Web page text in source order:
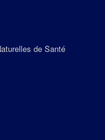
de Santé